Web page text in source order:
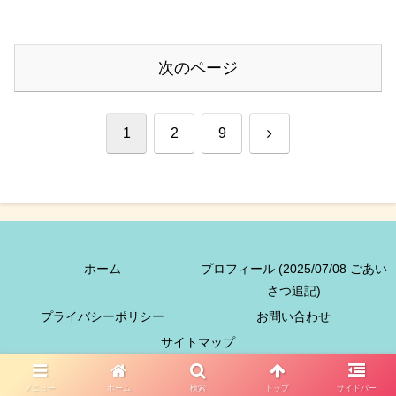
次のページ
1 2 9 次
ホーム
プロフィール (2025/07/08 ごあい
さつ追記)
プライバシーポリシー
お問い合わせ
サイトマップ
Copyright © 2018-2026 ギュッと台湾 All Rights Reserved.
メニュー ホーム 検索 トップ サイドバー